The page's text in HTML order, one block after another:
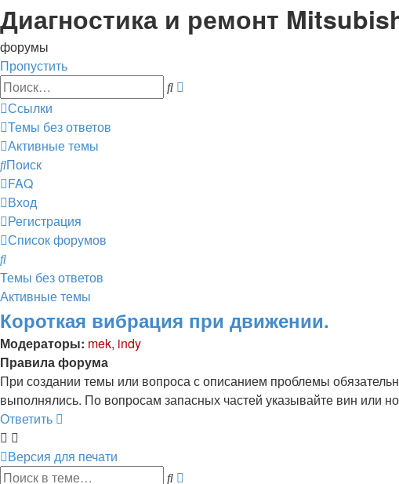
Диагностика и ремонт
форумы
Пропустить
Поиск
Ссылки
Темы без ответов
Активные темы
Поиск
FAQ
Вход
Регистрация
Список форумов
Поиск
Темы без ответов
Активные темы
Короткая вибрация при движении.
Модераторы: mek, indy
Правила форума
При создании темы или вопроса с описанием проблемы
выполнялись. По вопросам запасных частей указывайте вин или
Ответить
Версия для печати
Поиск